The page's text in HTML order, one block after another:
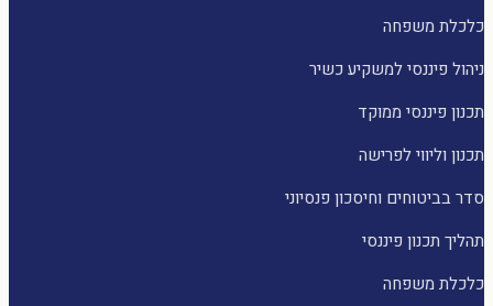
כלכלת משפחה
ניהול פיננסי למשקיע כשיר
תכנון פיננסי ממוקד
תכנון וליווי לפרישה
סדר בביטוחים וחיסכון פנסיוני
תהליך תכנון פיננסי
כלכלת משפחה